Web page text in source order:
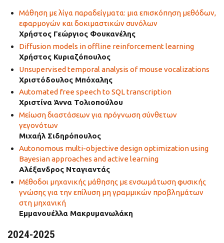
Μάθηση με λίγα παραδείγματα: μια επισκόπηση μεθόδων,
εφαρμογών και δοκιμαστικών συνόλων
Χρήστος Γεώργιος Φουκανέλης
Diffusion models in offline reinforcement learning
Χρήστος Κυριαζόπουλος
Unsupervised temporal analysis of mouse vocalizations
Χριστόδουλος Μπόχαλης
Automated free speech to SQL transcription
Χριστίνα Άννα Τολιοπούλου
Μείωση διαστάσεων για πρόγνωση σύνθετων
γεγονότων
Μιχαήλ Σιδηρόπουλος
Autonomous multi-objective design optimization using
Bayesian approaches and active learning
Αλέξανδρος Νταγιαντάς
Μέθοδοι μηχανικής μάθησης με ενσωμάτωση φυσικής
γνώσης για την επίλυση μη γραμμικών προβλημάτων
στη μηχανική
Εμμανουέλλα Μακρυμανωλάκη
2024-2025